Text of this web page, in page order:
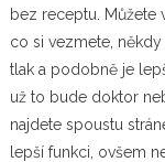
bez receptu. Můžete
co si vezmete,
tlak a podobně je
už to bude doktor
najdete spoustu
lepší funkci, ovšem